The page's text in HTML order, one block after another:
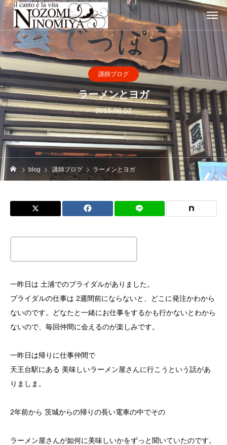
講師ブログ
ラーメンとヨガ
2015.06.02
blog 講師ブログ ラーメンとヨガ
一昨日は 土浦でのブライダルがありました。
ブライダルの仕事は 2週間前にならないと、どこに発注かわから
ないのです。どなたと一緒にお仕事をするかも行かないとわから
ないので、毎回仲間に会えるのが楽しみです。
一昨日は帰りに仕事仲間で
天王台駅にある 美味しいラーメン屋さんに行こうという話があ
りましま。
2年前から 茨城からの帰りの長い電車の中でその
ラーメン屋さんが如何に美味しいかをずっと聞いていたのです。